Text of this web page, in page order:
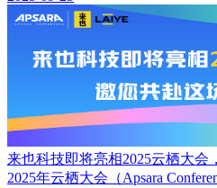
来也科技即将亮相2025云栖大会
2025年云栖大会（Apsara